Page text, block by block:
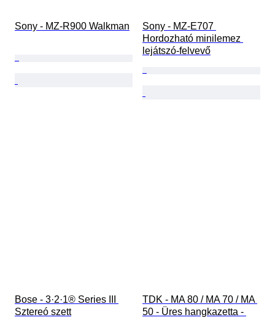
Sony - MZ-R900 Walkman
Sony - MZ-E707
Hordozható minilemez
lejátszó-felvevő
Bose - 3·2·1® Series III
Sztereó szett
TDK - MA 80 / MA 70 / MA
50 - Üres hangkazetta -